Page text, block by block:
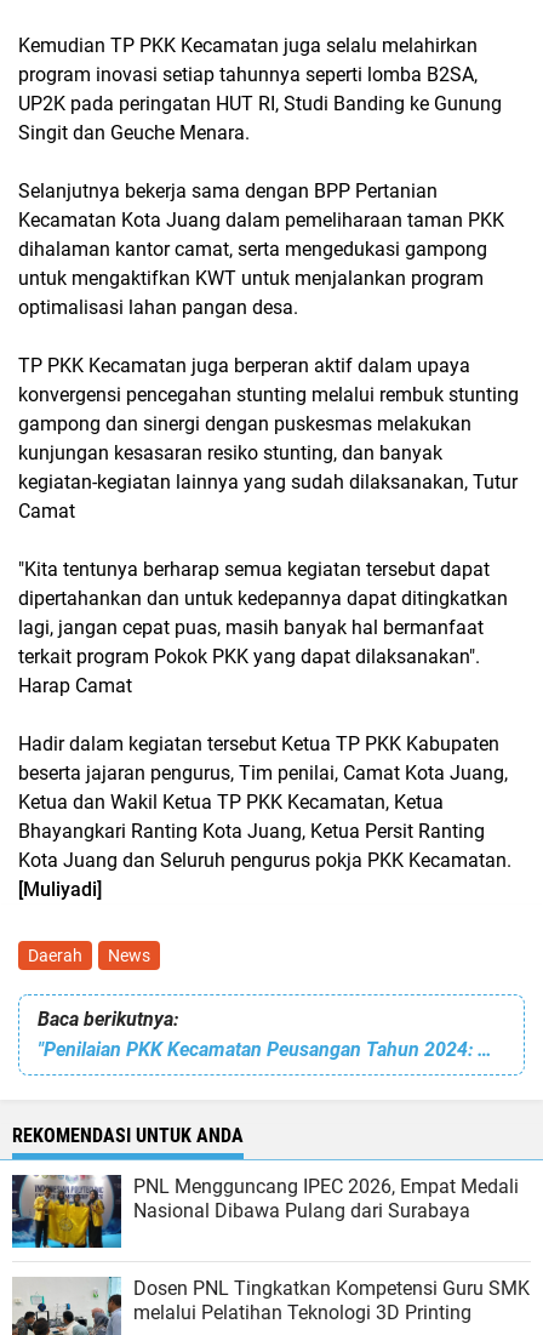
Kemudian TP PKK Kecamatan juga selalu melahirkan
program inovasi setiap tahunnya seperti lomba B2SA,
UP2K pada peringatan HUT RI, Studi Banding ke Gunung
Singit dan Geuche Menara.
Selanjutnya bekerja sama dengan BPP Pertanian
Kecamatan Kota Juang dalam pemeliharaan taman PKK
dihalaman kantor camat, serta mengedukasi gampong
untuk mengaktifkan KWT untuk menjalankan program
optimalisasi lahan pangan desa.
TP PKK Kecamatan juga berperan aktif dalam upaya
konvergensi pencegahan stunting melalui rembuk stunting
gampong dan sinergi dengan puskesmas melakukan
kunjungan kesasaran resiko stunting, dan banyak
kegiatan-kegiatan lainnya yang sudah dilaksanakan, Tutur
Camat
"Kita tentunya berharap semua kegiatan tersebut dapat
dipertahankan dan untuk kedepannya dapat ditingkatkan
lagi, jangan cepat puas, masih banyak hal bermanfaat
terkait program Pokok PKK yang dapat dilaksanakan".
Harap Camat
Hadir dalam kegiatan tersebut Ketua TP PKK Kabupaten
beserta jajaran pengurus, Tim penilai, Camat Kota Juang,
Ketua dan Wakil Ketua TP PKK Kecamatan, Ketua
Bhayangkari Ranting Kota Juang, Ketua Persit Ranting
Kota Juang dan Seluruh pengurus pokja PKK Kecamatan.
[Muliyadi]
Daerah News
Baca berikutnya:
"Penilaian PKK Kecamatan Peusangan Tahun 2024: Wujud Sinergi Menuju Kesejahteraan Masyarakat"
REKOMENDASI UNTUK ANDA
PNL Mengguncang IPEC 2026, Empat Medali
Nasional Dibawa Pulang dari Surabaya
Dosen PNL Tingkatkan Kompetensi Guru SMK
melalui Pelatihan Teknologi 3D Printing